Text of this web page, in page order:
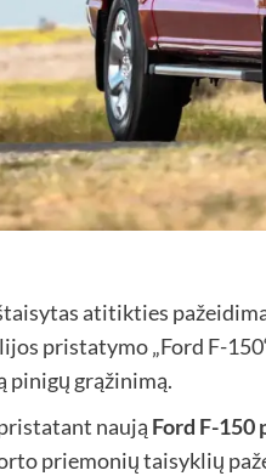
atitikties
pristatymo „Ford F-
pinigų grąžinimą.
naują Ford F-150
priemonių taisyklių